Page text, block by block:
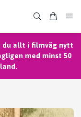
du allt i filmväg nytt
med minst 50